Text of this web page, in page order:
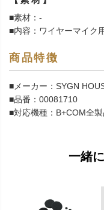
■素材：-
■内容：ワイヤーマイク
商品特徴
■メーカー：SYGN
■品番：00081710
■対応機種：B+COM全製
一緒